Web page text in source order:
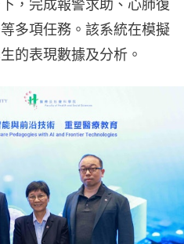
，完成報警求助、心肺復
多項任務。該系統在模擬
的表現數據及分析。